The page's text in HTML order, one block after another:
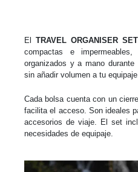
El TRAVEL ORGANISER SET
compactas e
organizados y a mano
sin añadir volumen a tu
Cada bolsa cuenta con un
facilita el acceso. Son ideales
accesorios de viaje. El set
necesidades de equipaje.